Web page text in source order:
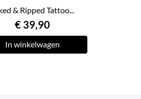
& Ripped Tattoo...
€ 39,90
In winkelwagen